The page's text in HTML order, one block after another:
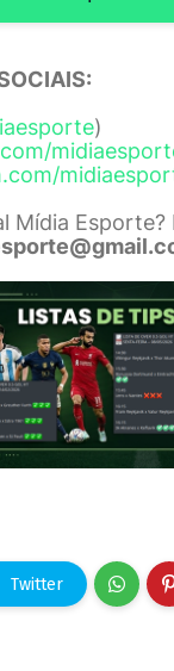
)
Mídia
Twitter